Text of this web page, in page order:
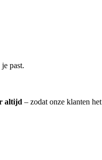
past.
altijd – zodat onze klanten